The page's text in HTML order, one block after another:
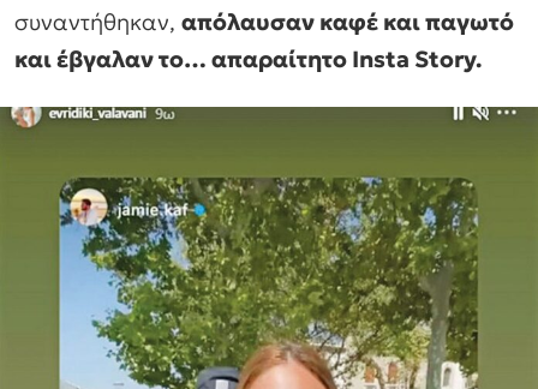
συναντήθηκαν, απόλαυσαν καφέ και παγωτό
και έβγαλαν το… απαραίτητο Insta Story.